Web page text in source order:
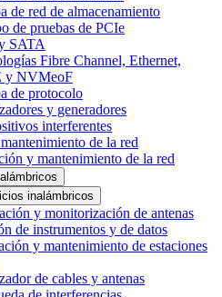
de red de almacenamiento
de pruebas de PCIe
SATA
Fibre Channel, Ethernet,
y NVMeoF
de protocolo
y generadores
interferentes
de la red
y mantenimiento de la red
inalámbricos
y monitorización de antenas
de instrumentos y de datos
y mantenimiento de estaciones
de cables y antenas